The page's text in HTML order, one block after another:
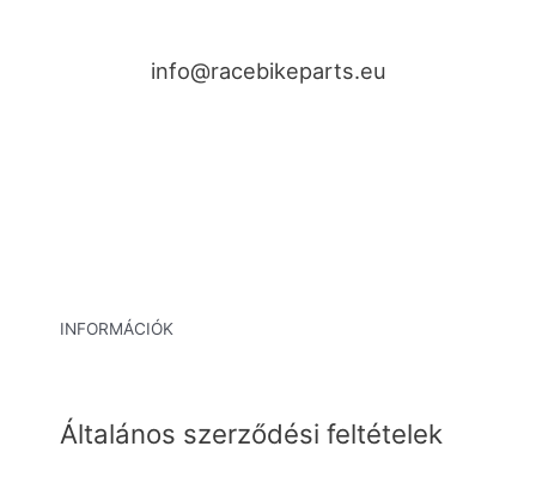
info@racebikeparts.eu
INFORMÁCIÓK
Általános szerződési feltételek